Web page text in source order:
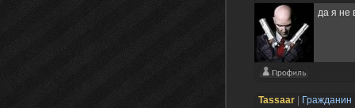
да я не
Tassaаr Гражданин